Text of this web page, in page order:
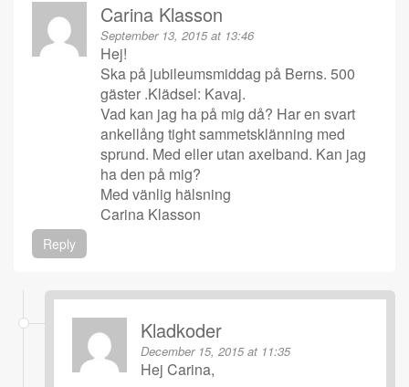
Carina Klasson
September 13, 2015 at 13:46
Hej!
Ska på jubileumsmiddag på Berns. 500
gäster .Klädsel: Kavaj.
Vad kan jag ha på mig då? Har en svart
ankellång tight sammetsklänning med
sprund. Med eller utan axelband. Kan jag
ha den på mig?
Med vänlig hälsning
Carina Klasson
Reply
Kladkoder
December 15, 2015 at 11:35
Hej Carina,